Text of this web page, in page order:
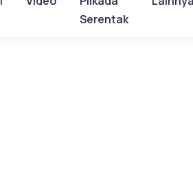
Serentak